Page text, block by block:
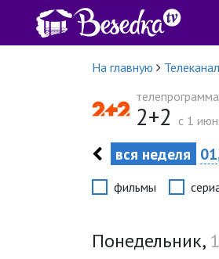
На главную
телепрограмма
2+2 c 1
вся неделя
фильмы
Понедельник,